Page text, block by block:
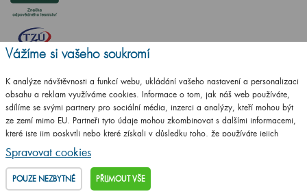
ČSN EN ISO
14001:2016
ČSN EN ISO
9001:2016
Vážíme si vašeho soukromí
K analýze návštěvnosti a funkcí webu, ukládání vašeho nastavení a personalizaci
obsahu a reklam využíváme cookies. Informace o tom, jak náš web používáte,
sdílíme se svými partnery pro sociální média, inzerci a analýzy, kteří mohou být
ze zemí mimo EU. Partneři tyto údaje mohou zkombinovat s dalšími informacemi,
které jste jim poskytli nebo které získali v důsledku toho, že používáte jejich
služby.
Podrobné informace
Spravovat cookies
POUZE NEZBYTNÉ PŘIJMOUT VŠE